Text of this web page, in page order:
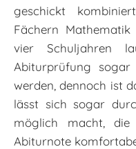
geschickt
Fächern
vier Schuljahren
Abiturprüfung sogar
werden, dennoch ist
lässt sich sogar
möglich macht, die
Abiturnote